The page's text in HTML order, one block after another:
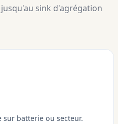
sink d'agrégation
sur batterie ou secteur.